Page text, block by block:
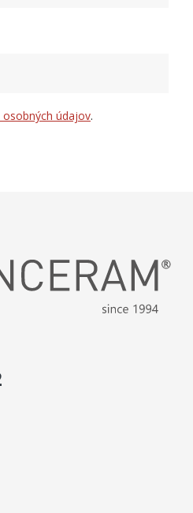
osobných údajov.